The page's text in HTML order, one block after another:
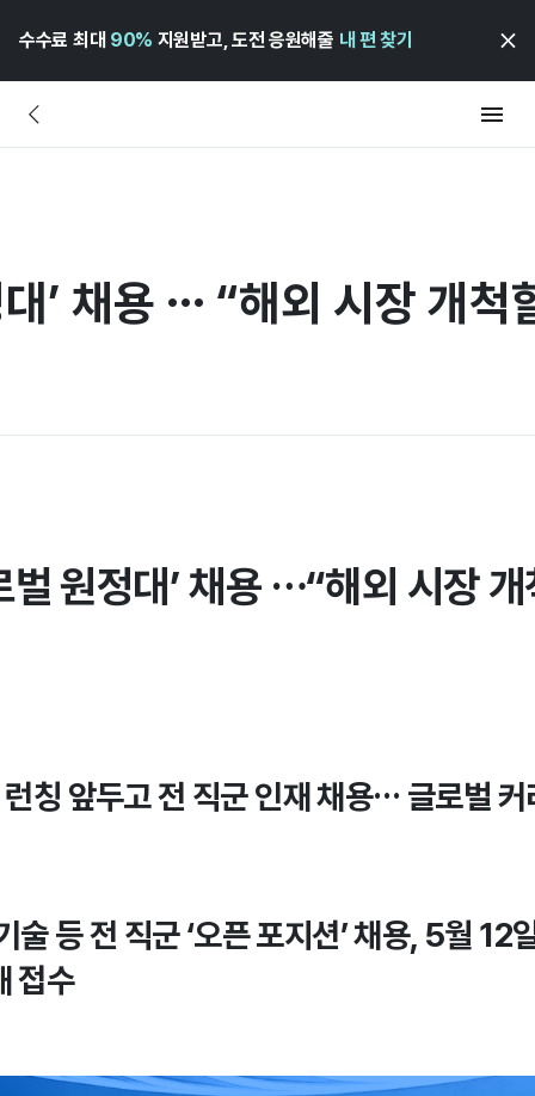
수수료 최대 90% 지원받고, 도전 응원해줄 내 편 찾기
’ 채용 … “해외 시장 개척
벌 원정대’ 채용 …“해외 시장
칭 앞두고 전 직군 인재 채용… 글로벌 커
술 등 전 직군 ‘오픈 포지션’ 채용, 5월 12
접수